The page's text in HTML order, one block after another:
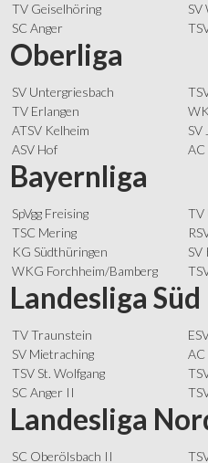
TV Geiselhöring
SV
SC Anger
Oberliga
SV Untergriesbach
TV Erlangen
ATSV Kelheim
SV
ASV Hof
AC
Bayernliga
SpVgg Freising TV
TSC Mering
KG Südthüringen
SV
WKG Forchheim/Bamberg
Landesliga Süd
TV Traunstein
SV Mietraching
AC
TSV St. Wolfgang
SC Anger II
Landesliga
SC Oberölsbach II